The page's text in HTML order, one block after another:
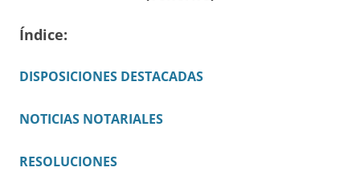
Índice:
DISPOSICIONES DESTACADAS
NOTICIAS NOTARIALES
RESOLUCIONES